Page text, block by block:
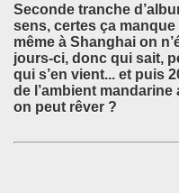
Seconde tranche
sens, certes ça
même à Shanghai on
jours-ci, donc qui sait,
qui s’en vient... et puis
de l’ambient
on peut rêver ?